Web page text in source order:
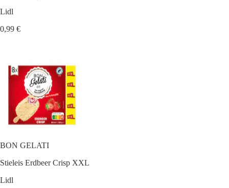
Lidl
0,99 €
BON GELATI
Stieleis Erdbeer Crisp XXL
Lidl